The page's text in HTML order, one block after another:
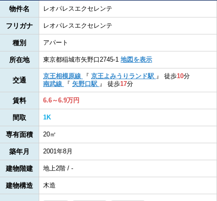
物件名 レオパレスエクセレンテ
フリガナ レオパレスエクセレンテ
種別 アパート
所在地 東京都稲城市矢野口2745-1 地図を表示
交通
京王相模原線 『 京王よみうりランド駅 』 徒歩10分
南武線
『 矢野口駅 』 徒歩17分
賃料 6.6～6.9万円
間取 1K
専有面積 20㎡
築年月 2001年8月
建物階建 地上2階 / -
建物構造 木造